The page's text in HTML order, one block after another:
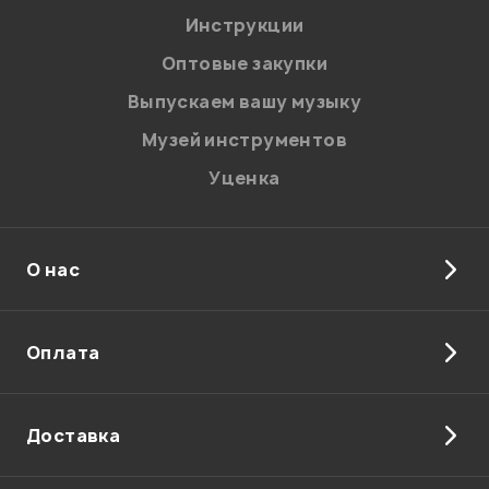
Инструкции
Оптовые закупки
Выпускаем вашу музыку
Музей инструментов
Уценка
О нас
Оплата
Доставка